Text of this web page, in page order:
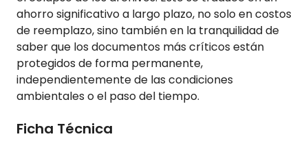
ahorro significativo a largo plazo, no solo en costos
de reemplazo, sino también en la tranquilidad de
saber que los documentos más críticos están
protegidos de forma permanente,
independientemente de las condiciones
ambientales o el paso del tiempo.
Ficha Técnica